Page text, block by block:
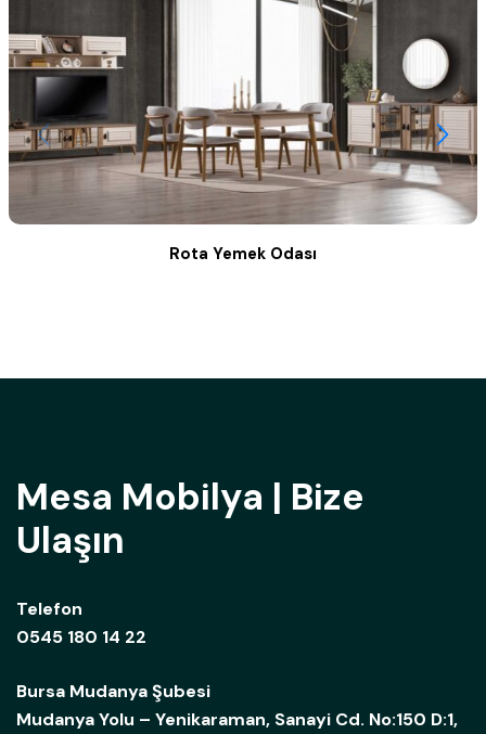
Rota Yemek Odası
Mesa Mobilya | Bize
Ulaşın
Telefon
0545 180 14 22
Bursa Mudanya Şubesi
Mudanya Yolu – Yenikaraman, Sanayi Cd. No:150 D:1,